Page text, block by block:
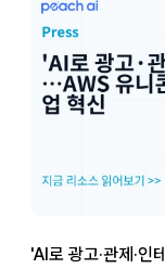
'AI로 광고·관제·